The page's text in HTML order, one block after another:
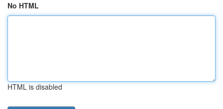
No HTML
HTML is disabled